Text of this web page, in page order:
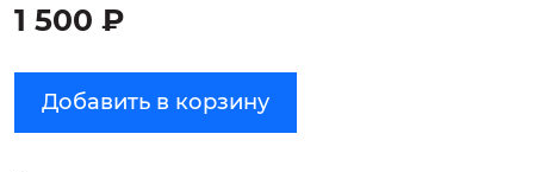
1 500 ₽
Добавить в корзину